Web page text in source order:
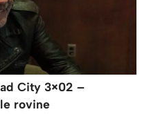
City 3×02 –
rovine